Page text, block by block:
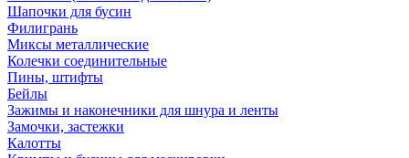
Шапочки для бусин
Филигрань
Миксы металлические
Колечки соединительные
Пины, штифты
Бейлы
Зажимы и наконечники для шнура и ленты
Замочки, застежки
Калотты